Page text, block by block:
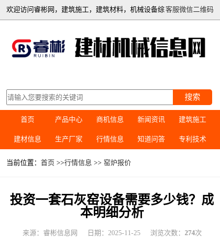
客服微信二维码
欢迎访问睿彬网，建筑施工，建筑材料，机械设备综
搜索
首页 产品中心 商机信息 新闻资讯 建筑施工
建材信息 生产厂家 行情信息 知道问答 专利技术
当前位置：首页 >>行情信息 >>窑炉报价
投资一套石灰窑设备需要多少钱？成
本明细分析
来源：睿彬信息网 日期：2025-11-25 浏览次数： 274次